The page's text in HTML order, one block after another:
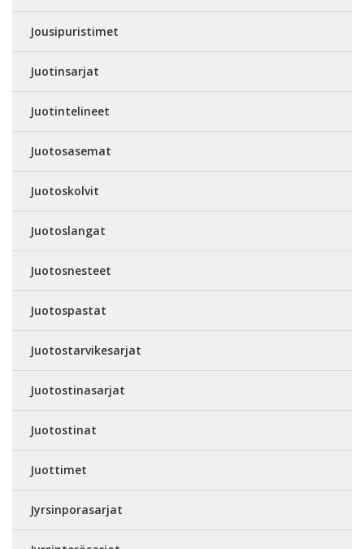
Jousipuristimet
Juotinsarjat
Juotintelineet
Juotosasemat
Juotoskolvit
Juotoslangat
Juotosnesteet
Juotospastat
Juotostarvikesarjat
Juotostinasarjat
Juotostinat
Juottimet
Jyrsinporasarjat